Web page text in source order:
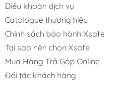
Điều khoản dịch vụ
Catalogue thương hiệu
Chính sách bảo hành Xsafe
Tại sao nên chọn Xsafe
Mua Hàng Trả Góp Online
Đối tác khách hàng